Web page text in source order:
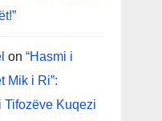
on “Hasmi i
Mik i Ri”:
Tifozëve Kuqezi